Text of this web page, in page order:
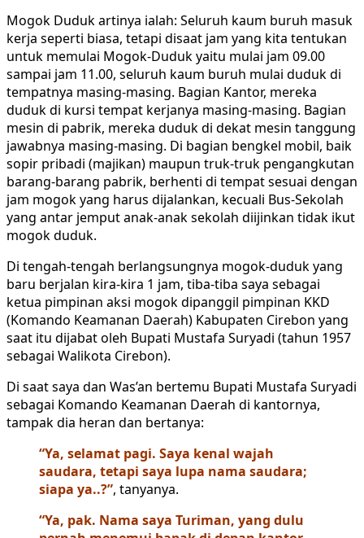
Mogok Duduk artinya ialah: Seluruh kaum buruh masuk
kerja seperti biasa, tetapi disaat jam yang kita tentukan
untuk memulai Mogok-Duduk yaitu mulai jam 09.00
sampai jam 11.00, seluruh kaum buruh mulai duduk di
tempatnya masing-masing. Bagian Kantor, mereka
duduk di kursi tempat kerjanya masing-masing. Bagian
mesin di pabrik, mereka duduk di dekat mesin tanggung
jawabnya masing-masing. Di bagian bengkel mobil, baik
sopir pribadi (majikan) maupun truk-truk pengangkutan
barang-barang pabrik, berhenti di tempat sesuai dengan
jam mogok yang harus dijalankan, kecuali Bus-Sekolah
yang antar jemput anak-anak sekolah diijinkan tidak ikut
mogok duduk.
Di tengah-tengah berlangsungnya mogok-duduk yang
baru berjalan kira-kira 1 jam, tiba-tiba saya sebagai
ketua pimpinan aksi mogok dipanggil pimpinan KKD
(Komando Keamanan Daerah) Kabupaten Cirebon yang
saat itu dijabat oleh Bupati Mustafa Suryadi (tahun 1957
sebagai Walikota Cirebon).
Di saat saya dan Was’an bertemu Bupati Mustafa Suryadi
sebagai Komando Keamanan Daerah di kantornya,
tampak dia heran dan bertanya:
“Ya, selamat pagi. Saya kenal wajah
saudara, tetapi saya lupa nama saudara;
siapa ya..?”, tanyanya.
“Ya, pak. Nama saya Turiman, yang dulu